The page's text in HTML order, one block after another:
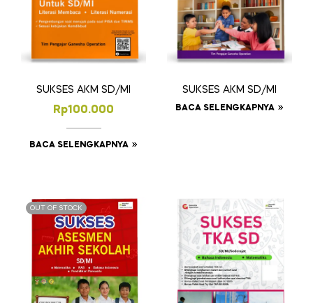
SUKSES AKM SD/MI
Rp100.000
BACA SELENGKAPNYA
SUKSES AKM SD/MI
BACA SELENGKAPNYA
OUT OF STOCK